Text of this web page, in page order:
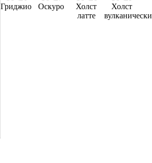
Гриджио
Оскуро
Холст
латте
Холст